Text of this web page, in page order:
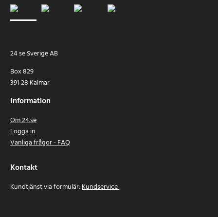
24 se Sverige AB
Box 829
391 28 Kalmar
Information
Om 24.se
Logga in
Vanliga frågor - FAQ
Kontakt
Kundtjänst via formulär:Kundservice